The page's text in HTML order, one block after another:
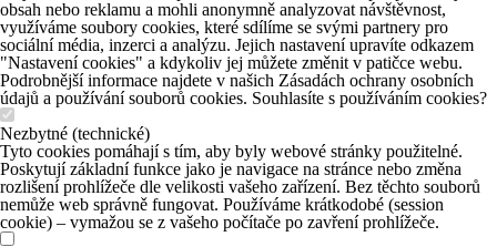
obsah nebo reklamu a mohli anonymně analyzovat návštěvnost,
využíváme soubory cookies, které sdílíme se svými partnery pro
sociální média, inzerci a analýzu. Jejich nastavení upravíte odkazem
"Nastavení cookies" a kdykoliv jej můžete změnit v patičce webu.
Podrobnější informace najdete v našich Zásadách ochrany osobních
údajů a používání souborů cookies. Souhlasíte s používáním cookies?
Nezbytné (technické)
Tyto cookies pomáhají s tím, aby byly webové stránky použitelné.
Poskytují základní funkce jako je navigace na stránce nebo změna
rozlišení prohlížeče dle velikosti vašeho zařízení. Bez těchto souborů
nemůže web správně fungovat. Používáme krátkodobé (session
cookie) – vymažou se z vašeho počítače po zavření prohlížeče.